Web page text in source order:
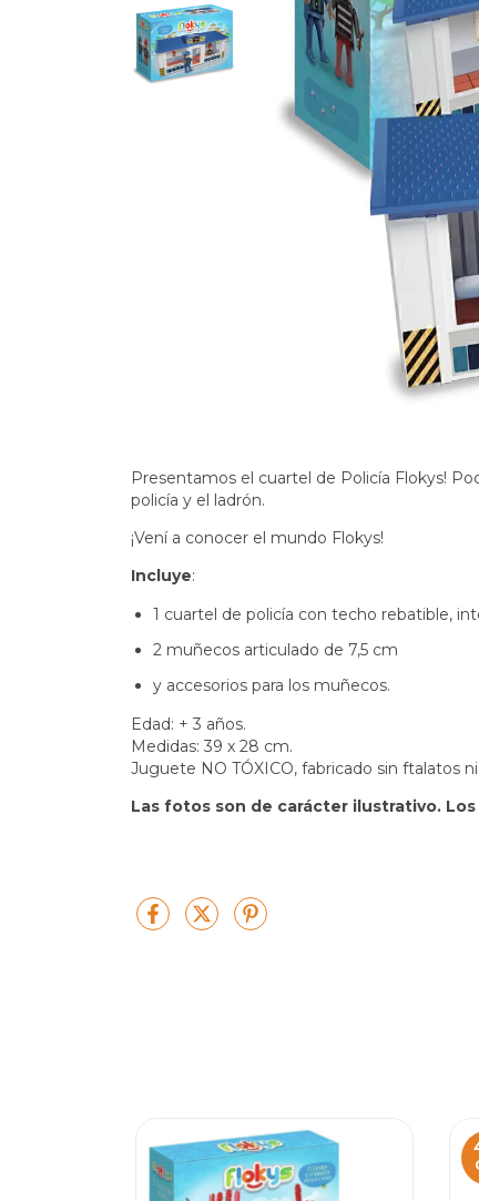
Presentamos el cuartel de Policía Flokys!
policía y el ladrón.
¡Vení a conocer el mundo Flokys!
Incluye:
1 cuartel de policía con techo rebatible,
2 muñecos articulado de 7,5 cm
y accesorios para los muñecos.
Edad: + 3 años.
Medidas: 39 x 28 cm.
Juguete NO TÓXICO, fabricado sin ftalatos
Las fotos son de carácter ilustrativo.